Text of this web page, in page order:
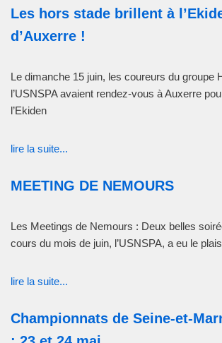
Les hors stade brillent à
d’Auxerre !
Le dimanche 15 juin, les coureurs du groupe
l’USNSPA avaient rendez-vous à Auxerre
l’Ekiden
lire la suite...
MEETING DE NEMOURS
Les Meetings de Nemours : Deux belles
cours du mois de juin, l’USNSPA, a eu le
lire la suite...
Championnats de Seine-et-